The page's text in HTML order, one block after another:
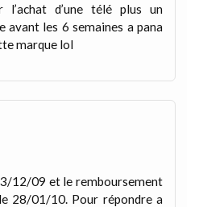
l’achat d’une télé plus un
avant les 6 semaines a pana
marque lol
12/09 et le remboursement
28/01/10. Pour répondre a